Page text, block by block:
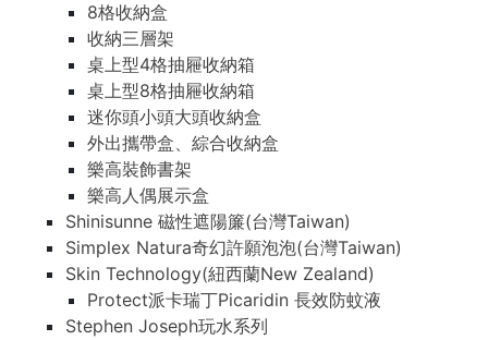
8格收納盒
收納三層架
桌上型4格抽屜收納箱
桌上型8格抽屜收納箱
迷你頭小頭大頭收納盒
外出攜帶盒、綜合收納盒
樂高裝飾書架
樂高人偶展示盒
Shinisunne 磁性遮陽簾(台灣Taiwan)
Simplex Natura奇幻許願泡泡(台灣Taiwan)
Skin Technology(紐西蘭New Zealand)
Protect派卡瑞丁Picaridin 長效防蚊液
Stephen Joseph玩水系列